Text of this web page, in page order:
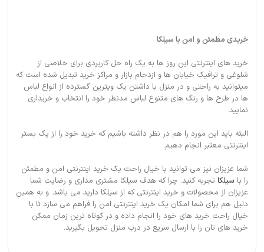
خریدی مطمئن و امن با سیلکا
خرید های اینترنتی این روز ها به یک راه حل کاربردی برای خلاصی از
شلوغی و ترافیک خیابان ها و ازدحام بازار و مراکز خرید تبدیل شده است که
میتوانید به راحتی و در منزل با داشتن یک ویترین گسترده از انواع لباس
ها در طرح ها و رنگ های متنوع لباس مدنظر خود را انتخاب و خریداری
نمایید.
البته باید این مورد را هم در نظر داشته باشیم که خرید خود را از یک بستر
اینترنتی معتبر انجام دهیم.
شما عزیزان نیز می توانید با خیال راحت یک خرید اینترنتی امن و مطمئن
را با سیلکا تجربه کنید. چرا که هدف سیلکا مشتری مداری و رضایت شما
عزیزان از محصولات و خرید اینترنتی که از سیلکا دارید می باشد. و به همین
دلیل هم برای شما امکان یک خرید اینترنتی امن را فراهم می سازد تا با
خیال راحت خرید های خود را انجام داده و در کوتاه ترین زمان ممکن
خرید های تان را با ارسال سریع در درب منزل تحویل بگیرید.